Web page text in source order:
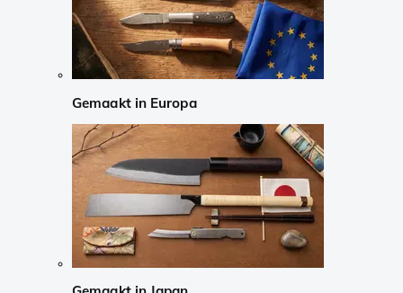
Gemaakt in Europa